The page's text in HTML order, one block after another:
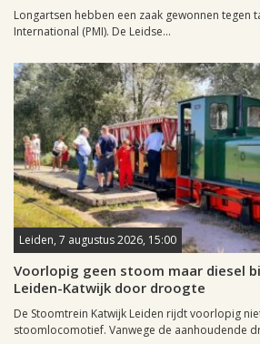
Longartsen hebben een zaak gewonnen tegen
International (PMI). De Leidse...
Leiden, 7 augustus 2026, 15:00
Voorlopig geen stoom maar diesel
Leiden-Katwijk door droogte
De Stoomtrein Katwijk Leiden rijdt voorlopig
stoomlocomotief. Vanwege de aanhoudende